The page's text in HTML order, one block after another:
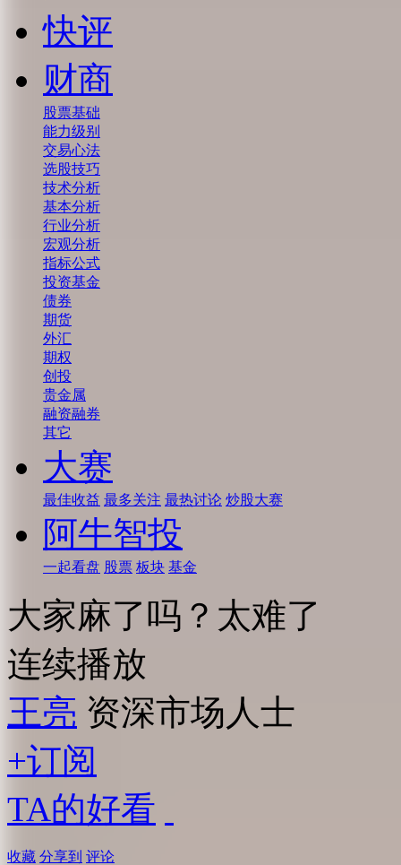
快评
财商
股票基础
能力级别
交易心法
选股技巧
技术分析
基本分析
行业分析
宏观分析
指标公式
投资基金
债券
期货
外汇
期权
创投
贵金属
融资融券
其它
大赛
最佳收益 最多关注 最热讨论 炒股大赛
阿牛智投
一起看盘 股票 板块 基金
大家麻了吗？太难了
连续播放
王亮 资深市场人士
+订阅
TA的好看
收藏 分享到 评论